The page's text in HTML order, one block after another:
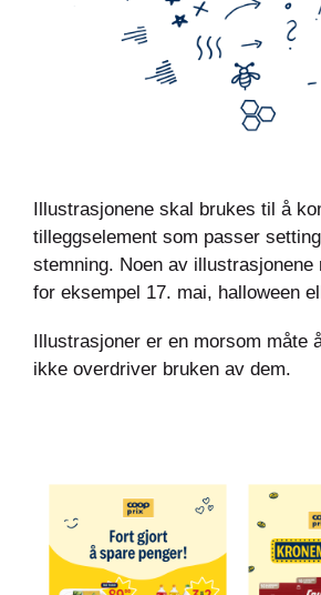
Illustrasjonene skal brukes til å
tilleggselement som passer
stemning. Noen av
for eksempel 17. mai, halloween
Illustrasjoner er en morsom
ikke overdriver bruken av dem.